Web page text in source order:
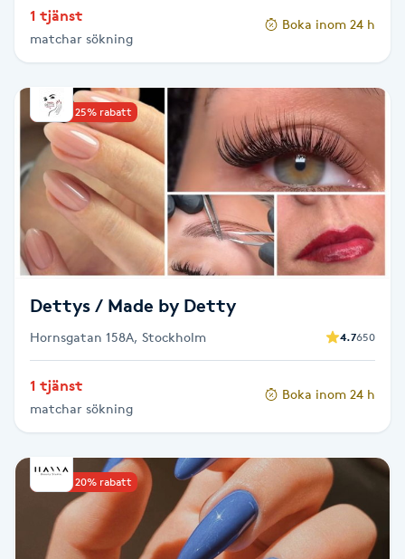
Gua Sha-massage
Headspa
Healing
Herrklippning
Hollywood Peel
Hot Stone Massage
Hot yoga
Hudföryngring
Huduppstramning
1 tjänst
matchar sökning
Boka inom 24 h
Upp till 25% rabatt
Dettys / Made by Detty
Hornsgatan 158A, Stockholm 4.7650
1 tjänst
matchar sökning
Boka inom 24 h
Upp till 20% rabatt